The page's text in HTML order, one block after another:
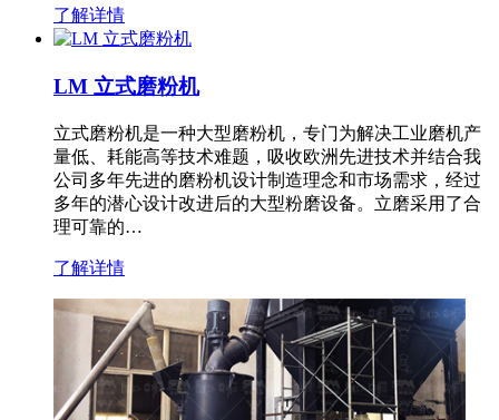
了解详情
LM 立式磨粉机
立式磨粉机是一种大型磨粉机，专门为解决工业磨机产
量低、耗能高等技术难题，吸收欧洲先进技术并结合我
公司多年先进的磨粉机设计制造理念和市场需求，经过
多年的潜心设计改进后的大型粉磨设备。立磨采用了合
理可靠的…
了解详情